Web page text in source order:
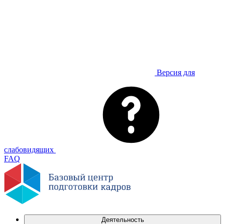
Версия для
слабовидящих
FAQ
Деятельность